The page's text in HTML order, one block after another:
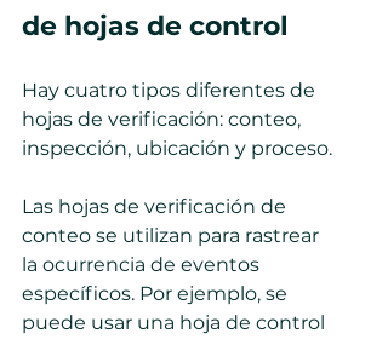
de hojas de control
Hay cuatro tipos diferentes de
hojas de verificación: conteo,
inspección, ubicación y proceso.
Las hojas de verificación de
conteo se utilizan para rastrear
la ocurrencia de eventos
específicos. Por ejemplo, se
puede usar una hoja de control